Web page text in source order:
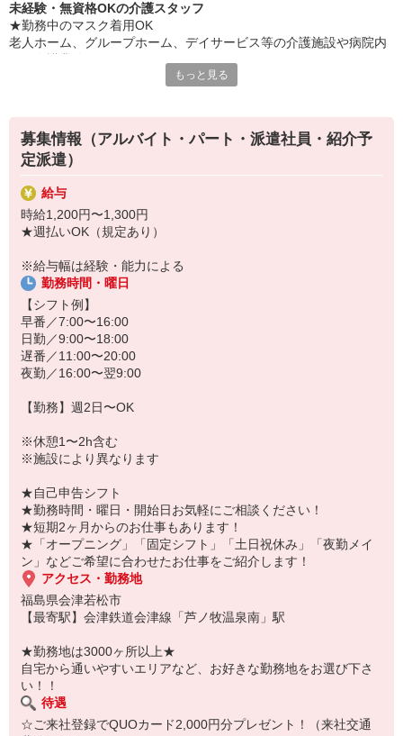
介◎
「以前派遣で働いた時は、ちょっと自分に合わなかったんだよ
ね・・・」
そんなあなたも『日研メディカルケア』にお問い合わせくださ
未経験・無資格OKの介護スタッフ
★勤務中のマスク着用OK
老人ホーム、グループホーム、デイサービス等の介護施設や病院内
・薬やおしぼりの準備などのケア
・体操や季節ごとのレクリエーション
・歩行、車椅子の介助
・見守り
※施設により異なります
★施設内は冷暖房完備！いつでも快適にお仕事できますよ！
あなたのスキルに合わせて少しずつお仕事をお願いしていきます。
20代・30代・40代・50代・60代、
若手からミドル、中高年（エルダー）、シニア世代まで幅広く活躍
中！
「こんな時だからこそ、しっかり稼いでおきたい！」
「すぐに働けるところはないかな…」
「しっかり稼げるアルバイトを探してる。」
そんな方もぜひ！お気軽にご連絡ください♪
もっと見る
募集情報（アルバイト・パート・派遣社員・紹介予
定派遣）
給与
時給1,200円〜1,300円
★週払いOK（規定あり）
※給与幅は経験・能力による
勤務時間・曜日
【シフト例】
早番／7:00〜16:00
日勤／9:00〜18:00
遅番／11:00〜20:00
夜勤／16:00〜翌9:00
【勤務】週2日〜OK
※休憩1〜2h含む
※施設により異なります
★自己申告シフト
★勤務時間・曜日・開始日お気軽にご相談ください！
★短期2ヶ月からのお仕事もあります！
★「オープニング」「固定シフト」「土日祝休み」「夜勤メイ
ン」などご希望に合わせたお仕事をご紹介します！
アクセス・勤務地
福島県会津若松市
【最寄駅】会津鉄道会津線「芦ノ牧温泉南」駅
★勤務地は3000ヶ所以上★
自宅から通いやすいエリアなど、お好きな勤務地をお選び下さ
い！！
待遇
☆ご来社登録でQUOカード2,000円分プレゼント！（来社交通